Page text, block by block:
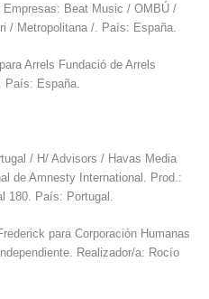
Beat Music / OMBÚ /
/ Metropolitana /. País: España.
Arrels Fundació de Arrels
País: España.
/ H/ Advisors / Havas Media
de Amnesty International. Prod.:
180. País: Portugal.
para Corporación Humanas
Realizador/a: Rocío